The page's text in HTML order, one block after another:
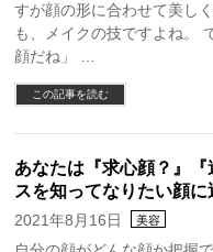
すが顔の形に合わせて美し
も、メイクの技ですよね。
顔だね」 …
この記事を読む
あなたは『求心顔？』
スを知ってなりたい顔に
2021年8月16日 美容